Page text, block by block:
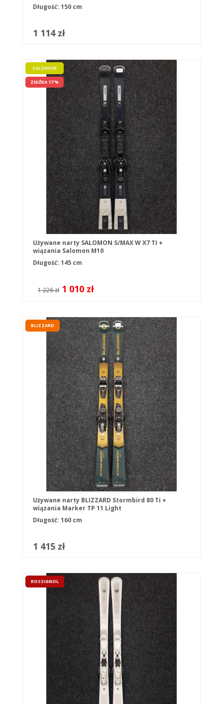
Długość: 150 cm
1 114 zł
SALOMON
ZNIŻKA 17 %
Używane narty SALOMON S/MAX W X7 TI +
wiązania Salomon M10
Długość: 145 cm
1 226 zł 1 010 zł
BLIZZARD
Używane narty BLIZZARD Stormbird 80 Ti +
wiązania Marker TP 11 Light
Długość: 160 cm
1 415 zł
ROSSIGNOL